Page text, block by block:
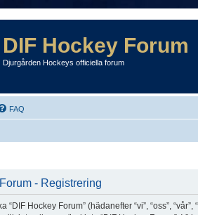
DIF Hockey Forum
Djurgården Hockeys officiella forum
FAQ
- Registrering
“DIF Hockey Forum” (hädanefter “vi”, “oss”,